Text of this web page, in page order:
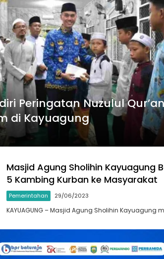
Peringatan Nuzulul
di Kayuagung
Masjid Agung Sholihin Kayuagung
5 Kambing Kurban ke Masyarakat
Pemerintahan 29/06/2023
KAYUAGUNG – Masjid Agung Sholihin Kayuagung